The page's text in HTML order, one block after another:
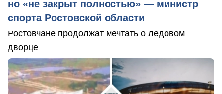
но «не закрыт полностью» — министр
спорта Ростовской области
Ростовчане продолжат мечтать о ледовом
дворце